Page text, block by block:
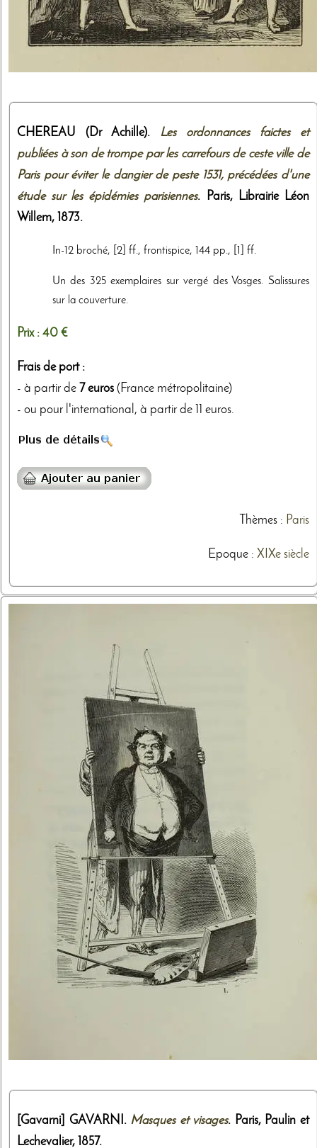
CHEREAU (Dr Achille). Les ordonnances faictes et
publiées à son de trompe par les carrefours de ceste ville de
Paris pour éviter le dangier de peste 1531, précédées d'une
étude sur les épidémies parisiennes. Paris,
Librairie Léon
Willem, 1873.
In-12 broché, [2] ff., frontispice, 144 pp., [1] ff.
Un des 325 exemplaires sur vergé des Vosges. Salissures
sur la couverture.
Prix : 40 €
Frais de port :
- à partir de 7 euros (France métropolitaine)
- ou pour l'international, à partir de 11 euros.
Thèmes: Paris
Epoque : XIXe siècle
[Gavarni] GAVARNI. Masques et visages. Paris, Paulin et
Lechevalier, 1857.